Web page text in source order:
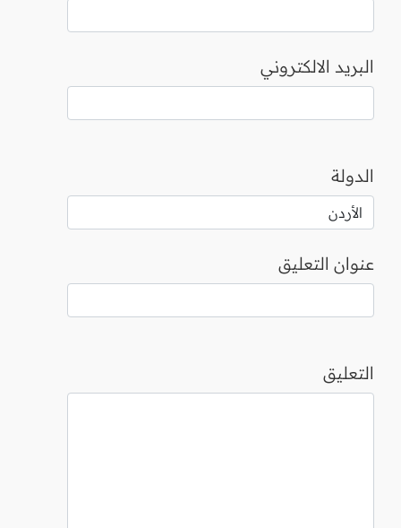
البريد الالكتروني
الدولة
عنوان التعليق
التعليق